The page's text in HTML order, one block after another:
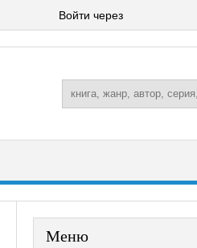
Войти через
Меню